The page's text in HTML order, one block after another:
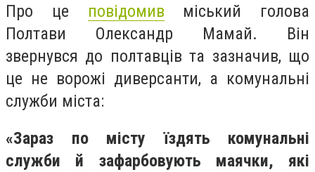
Про це повідомив міський голова
Полтави Олександр Мамай. Він
звернувся до полтавців та зазначив, що
це не ворожі диверсанти, а комунальні
служби міста:
«Зараз по місту їздять комунальні
служби й зафарбовують маячки, які